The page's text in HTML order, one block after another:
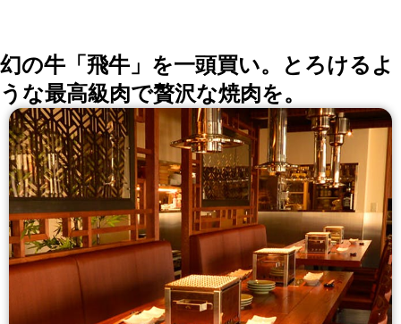
考え、焼肉店として出来る事に誠心誠意取り組みます。
幻の牛「飛牛」を一頭買い。とろけるよ
うな最高級肉で贅沢な焼肉を。